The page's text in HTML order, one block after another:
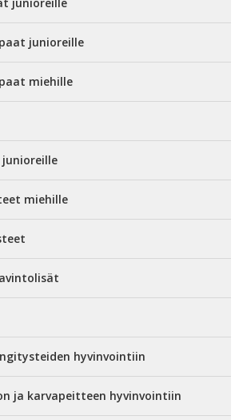
junioreille
miehille
miehille
hyvinvointiin
ja karvapeitteen hyvinvointiin